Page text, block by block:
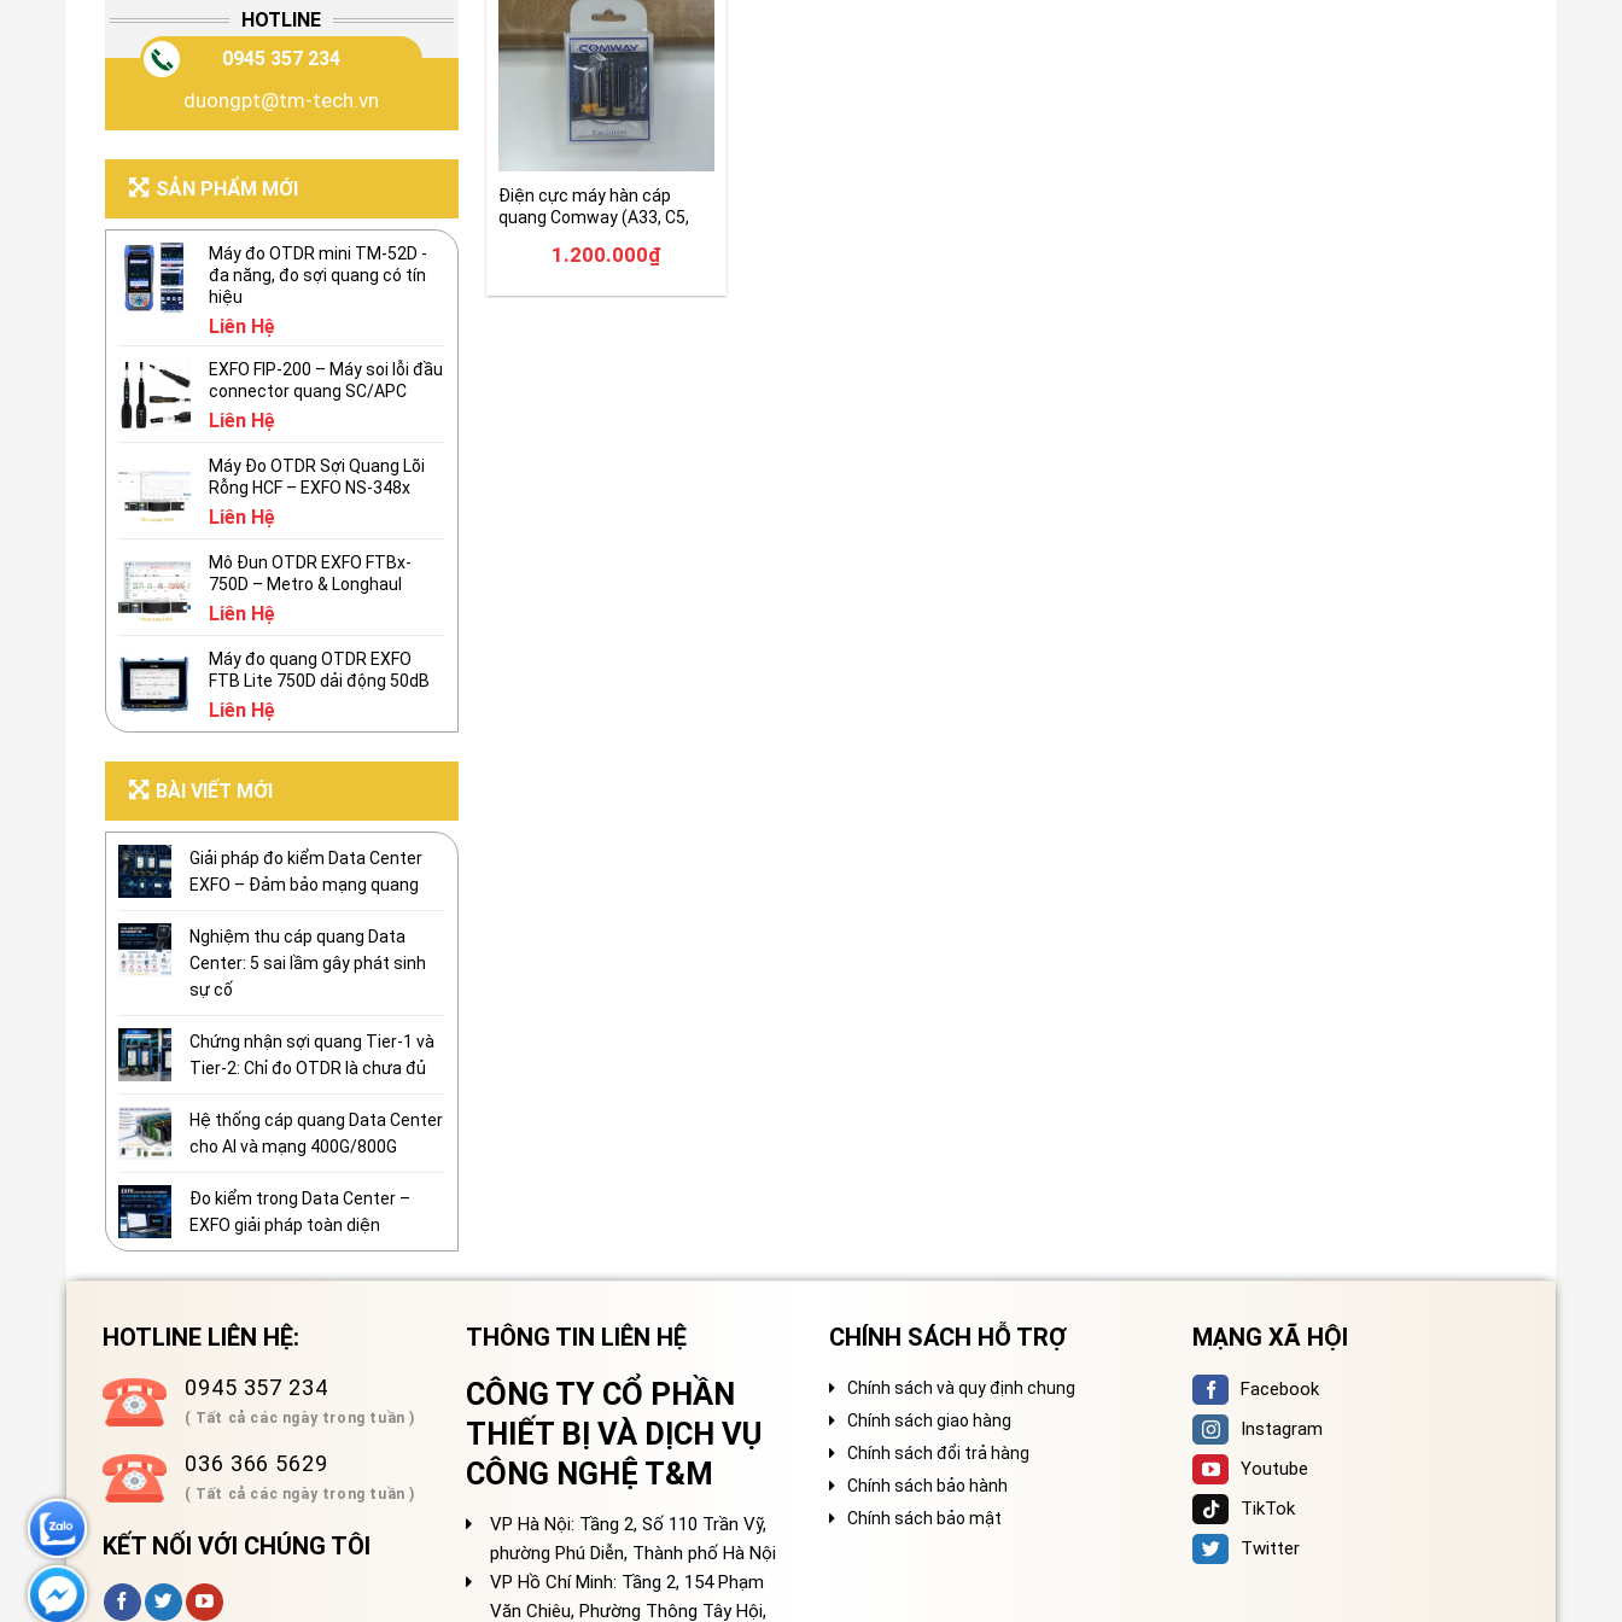
HOTLINE
0945 357 234
duongpt@tm-tech.vn
SẢN PHẨM MỚI
Máy đo OTDR mini TM-52D -
đa năng, đo sợi quang có tín
hiệu
Liên Hệ
EXFO FIP-200 – Máy soi lỗi đầu
connector quang SC/APC
Liên Hệ
Máy Đo OTDR Sợi Quang Lõi
Rỗng HCF – EXFO NS-348x
Liên Hệ
Mô Đun OTDR EXFO FTBx-
750D – Metro & Longhaul
Liên Hệ
Máy đo quang OTDR EXFO
FTB Lite 750D dải động 50dB
Liên Hệ
BÀI VIẾT MỚI
Giải pháp đo kiểm Data Center
EXFO – Đảm bảo mạng quang
Nghiệm thu cáp quang Data
Center: 5 sai lầm gây phát sinh
sự cố
Chứng nhận sợi quang Tier-1 và
Tier-2: Chỉ đo OTDR là chưa đủ
Hệ thống cáp quang Data Center
cho AI và mạng 400G/800G
Đo kiểm trong Data Center –
EXFO giải pháp toàn diện
Điện cực máy hàn cáp
quang Comway (A33, C5,
1.200.000₫
HOTLINE LIÊN HỆ:
0945 357 234
( Tất cả các ngày trong tuần )
036 366 5629
( Tất cả các ngày trong tuần )
KẾT NỐI VỚI CHÚNG TÔI
THÔNG TIN LIÊN HỆ
CÔNG TY CỔ PHẦN
THIẾT BỊ VÀ DỊCH VỤ
CÔNG NGHỆ T&M
VP Hà Nội: Tầng 2, Số 110 Trần Vỹ,
phường Phú Diễn, Thành phố Hà Nội
VP Hồ Chí Minh: Tầng 2, 154 Phạm
Văn Chiêu, Phường Thông Tây Hội,
CHÍNH SÁCH HỖ TRỢ
Chính sách và quy định chung
Chính sách giao hàng
Chính sách đổi trả hàng
Chính sách bảo hành
Chính sách bảo mật
MẠNG XÃ HỘI
Facebook
Instagram
Youtube
TikTok
Twitter